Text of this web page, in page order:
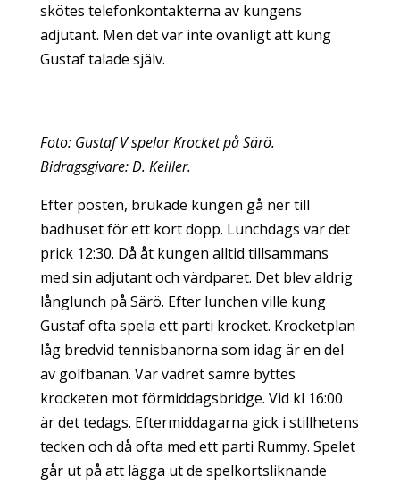
skötes telefonkontakterna av kungens
adjutant. Men det var inte ovanligt att kung
Gustaf talade själv.
Foto: Gustaf V spelar Krocket på Särö.
Bidragsgivare: D. Keiller.
Efter posten, brukade kungen gå ner till
badhuset för ett kort dopp. Lunchdags var det
prick 12:30. Då åt kungen alltid tillsammans
med sin adjutant och värdparet. Det blev aldrig
långlunch på Särö. Efter lunchen ville kung
Gustaf ofta spela ett parti krocket. Krocketplan
låg bredvid tennisbanorna som idag är en del
av golfbanan. Var vädret sämre byttes
krocketen mot förmiddagsbridge. Vid kl 16:00
är det tedags. Eftermiddagarna gick i stillhetens
tecken och då ofta med ett parti Rummy. Spelet
går ut på att lägga ut de spelkortsliknande